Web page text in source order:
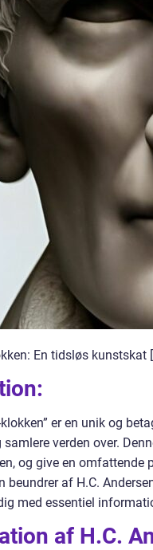
En tidsløs kunstskat
klokken” er en unik og
samlere verden over.
og give en
beundrer af H.C.
med essentiel
af H.C.